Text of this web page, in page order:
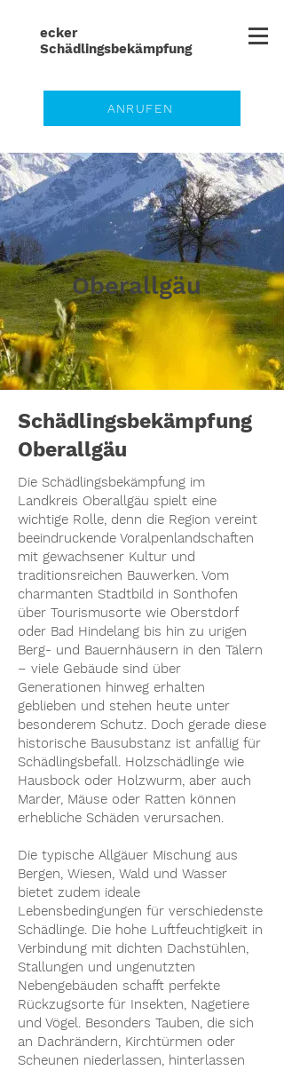
ecker
Schädlingsbekämpfung
ANRUFEN
Oberallgäu
Schädlingsbekämpfung
Oberallgäu
Die Schädlingsbekämpfung im
Landkreis Oberallgäu spielt eine
wichtige Rolle, denn die Region vereint
beeindruckende Voralpenlandschaften
mit gewachsener Kultur und
traditionsreichen Bauwerken. Vom
charmanten Stadtbild in Sonthofen
über Tourismusorte wie Oberstdorf
oder Bad Hindelang bis hin zu urigen
Berg- und Bauernhäusern in den Tälern
– viele Gebäude sind über
Generationen hinweg erhalten
geblieben und stehen heute unter
besonderem Schutz. Doch gerade diese
historische Bausubstanz ist anfällig für
Schädlingsbefall. Holzschädlinge wie
Hausbock oder Holzwurm, aber auch
Marder, Mäuse oder Ratten können
erhebliche Schäden verursachen.
Die typische Allgäuer Mischung aus
Bergen, Wiesen, Wald und Wasser
bietet zudem ideale
Lebensbedingungen für verschiedenste
Schädlinge. Die hohe Luftfeuchtigkeit in
Verbindung mit dichten Dachstühlen,
Stallungen und ungenutzten
Nebengebäuden schafft perfekte
Rückzugsorte für Insekten, Nagetiere
und Vögel. Besonders Tauben, die sich
an Dachrändern, Kirchtürmen oder
Scheunen niederlassen, hinterlassen